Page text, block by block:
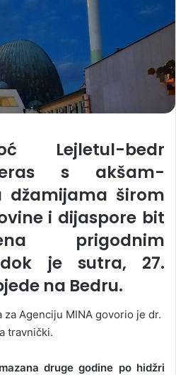
Lejletul-bedr
s akšam-
džamijama širom
i dijaspore bit
prigodnim
je sutra, 27.
na Bedru.
za Agenciju MINA govorio je dr.
travnički.
druge godine po hidžri